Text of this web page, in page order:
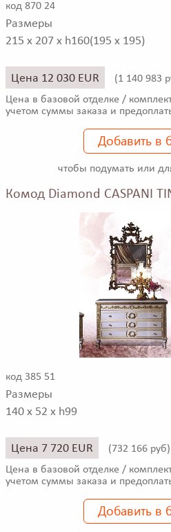
код 870 24
Размеры
215 x 207 x h160(195 x 195)
Цена 12 030 EUR (1 140 983
Цена в базовой отделке /
учетом суммы заказа и
Добавить в
чтобы подумать или
Комод Diamond CASPANI
код 385 51
Размеры
140 x 52 x h99
Цена 7 720 EUR (732 166 руб)
Цена в базовой отделке /
учетом суммы заказа и
Добавить в